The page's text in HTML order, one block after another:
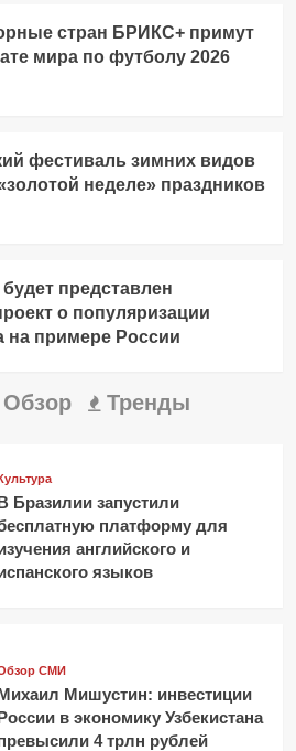
стран БРИКС+ примут
мира по футболу 2026
фестиваль зимних видов
неделе» праздников
представлен
о популяризации
на примере России
Тренды
Культура
Бразилии запустили
платформу для
английского и
языков
СМИ
Мишустин: инвестиции
в экономику Узбекистана
4 трлн рублей